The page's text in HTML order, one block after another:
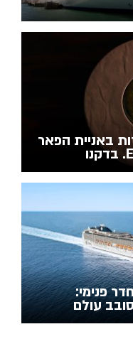
9 מסעדות באניית הפאר
לחדר פנימי:
עולם